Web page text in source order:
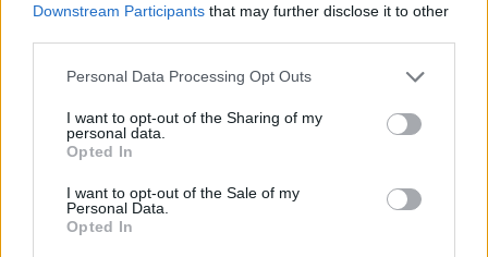
Downstream Participants that may further disclose it to other
Personal Data Processing Opt Outs
I want to opt-out of the Sharing of my
personal data.
Opted In
I want to opt-out of the Sale of my
Personal Data.
Opted In